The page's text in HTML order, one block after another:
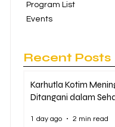
Program List
Events
Recent Posts
Karhutla Kotim
Ditangani dalam
1 day ago 2 min read